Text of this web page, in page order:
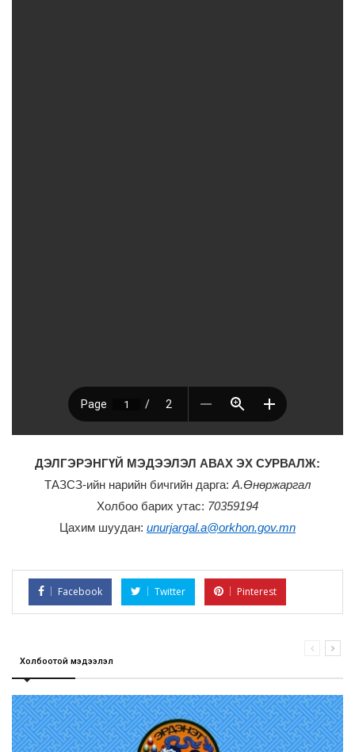
ДЭЛГЭРЭНГҮЙ МЭДЭЭЛЭЛ АВАХ ЭХ СУРВАЛЖ:
ТАЗСЗ-ийн нарийн бичгийн дарга: А.Өнөржаргал
Холбоо барих утас: 70359194
Цахим шуудан: unurjargal.a@orkhon.gov.mn
Facebook Twitter Pinterest
Холбоотой мэдээлэл